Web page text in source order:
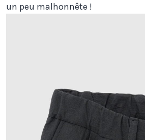
un peu malhonnête !